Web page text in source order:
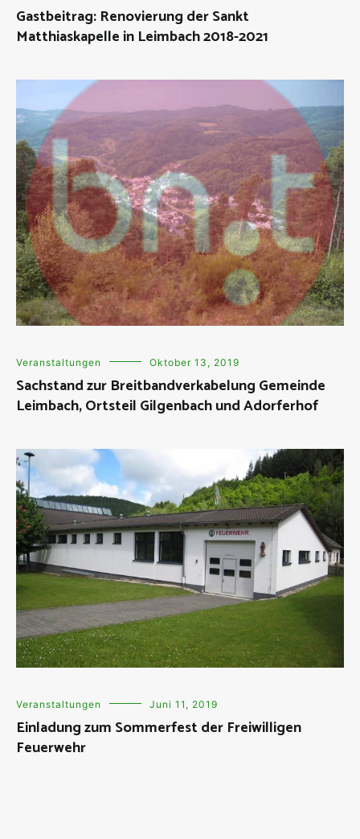
Gastbeitrag: Renovierung der Sankt
Matthiaskapelle in Leimbach 2018-2021
Veranstaltungen Oktober 13, 2019
Sachstand zur Breitbandverkabelung Gemeinde
Leimbach, Ortsteil Gilgenbach und Adorferhof
Veranstaltungen Juni 11, 2019
Einladung zum Sommerfest der Freiwilligen
Feuerwehr